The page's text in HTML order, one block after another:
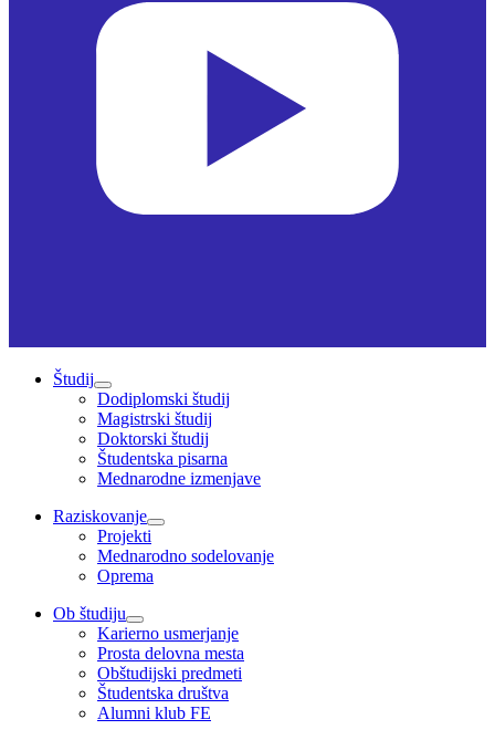
Študij
Dodiplomski študij
Magistrski študij
Doktorski študij
Študentska pisarna
Mednarodne izmenjave
Raziskovanje
Projekti
Mednarodno sodelovanje
Oprema
Ob študiju
Karierno usmerjanje
Prosta delovna mesta
Obštudijski predmeti
Študentska društva
Alumni klub FE